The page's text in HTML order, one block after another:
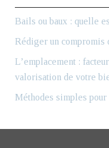
Bails ou baux : quelle
Rédiger un
L’emplacement :
valorisation de votre
Méthodes simples